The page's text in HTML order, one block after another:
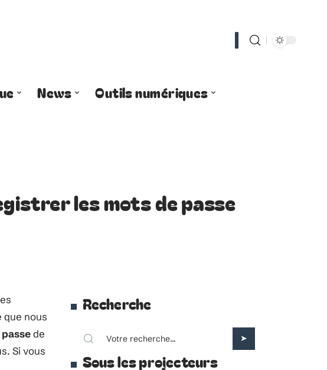
News
Outils numériques
les mots de passe
que nous
de
Si vous
Recherche
Sous les projecteurs